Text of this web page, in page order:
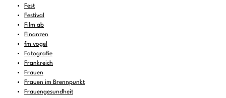
Fest
Festival
Film ab
Finanzen
fm vogel
Fotografie
Frankreich
Frauen
Frauen im Brennpunkt
Frauengesundheit